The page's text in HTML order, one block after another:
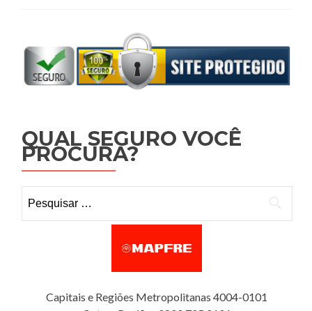
QUAL SEGURO VOCÊ
PROCURA?
Capitais e Regiões Metropolitanas 4004-0101